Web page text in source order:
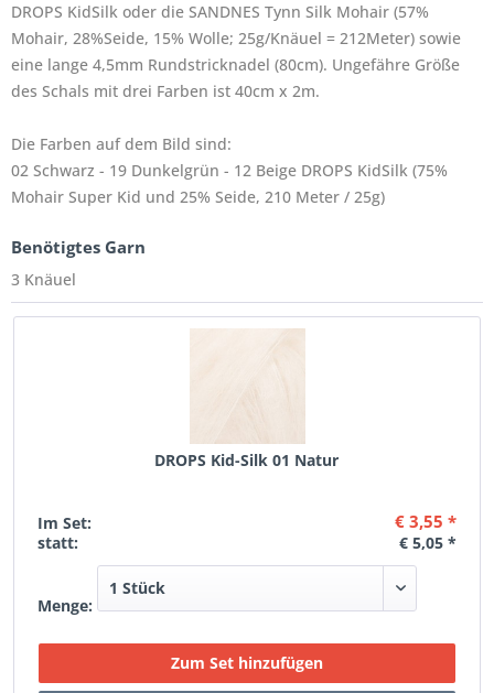
DROPS KidSilk oder die SANDNES Tynn Silk Mohair (57%
Mohair, 28%Seide, 15% Wolle; 25g/Knäuel = 212Meter) sowie
eine lange 4,5mm Rundstricknadel (80cm). Ungefähre Größe
des Schals mit drei Farben ist 40cm x 2m.
Die Farben auf dem Bild sind:
02 Schwarz - 19 Dunkelgrün - 12 Beige DROPS KidSilk (75%
Mohair Super Kid und 25% Seide, 210 Meter / 25g)
Benötigtes Garn
3 Knäuel
DROPS Kid-Silk 01 Natur
Im Set: € 3,55 *
statt: € 5,05 *
Menge: